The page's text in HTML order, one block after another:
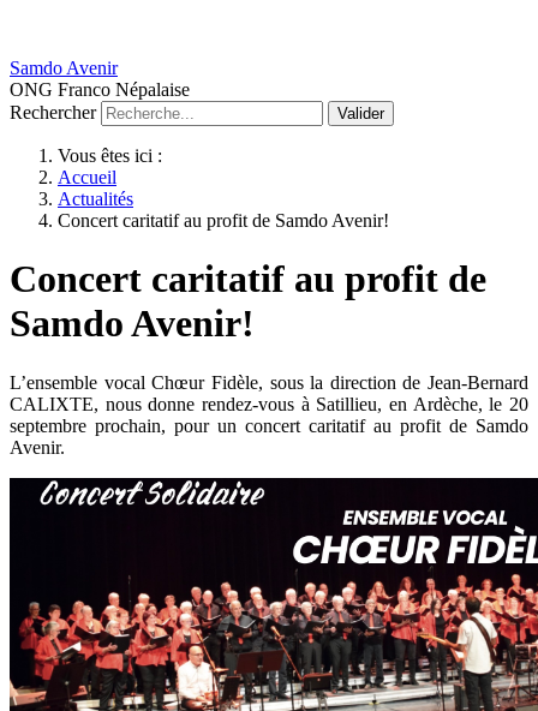
Samdo Avenir
ONG Franco Népalaise
Rechercher
Valider
Vous êtes ici :
Accueil
Actualités
Concert caritatif au profit de Samdo Avenir!
Concert caritatif au profit de
Samdo Avenir!
L’ensemble vocal Chœur Fidèle, sous la direction de Jean-Bernard
CALIXTE, nous donne rendez-vous à Satillieu, en Ardèche, le 20
septembre prochain, pour un concert caritatif au profit de Samdo
Avenir.